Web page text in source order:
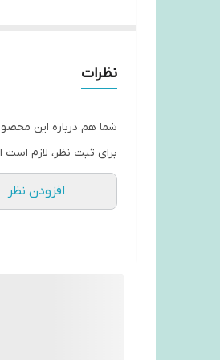
نظرات
شما هم درباره این
برای ثبت نظر، لازم است
افزودن نظر